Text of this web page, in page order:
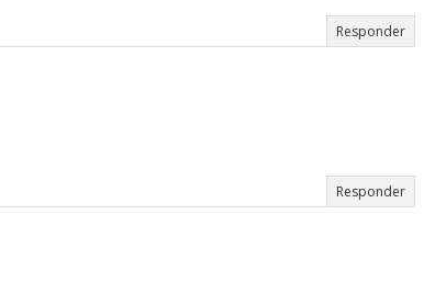
Responder
Responder